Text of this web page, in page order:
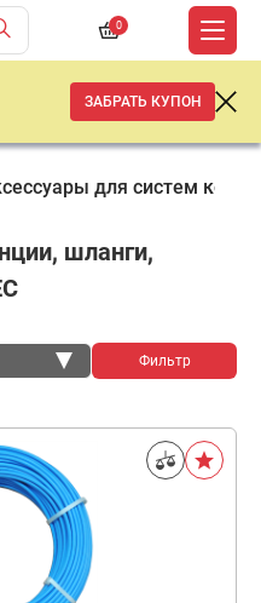
0
ЗАБРАТЬ КУПОН
для систем
шланги,
Фильтр